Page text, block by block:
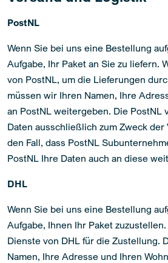
PostNL
Wenn Sie bei uns eine Bestellung
Aufgabe, Ihr Paket an Sie zu liefern.
von PostNL, um die Lieferungen
müssen wir Ihren Namen, Ihre
an PostNL weitergeben. Die PostNL
Daten ausschließlich zum Zweck
den Fall, dass PostNL
PostNL Ihre Daten auch an diese
DHL
Wenn Sie bei uns eine Bestellung
Aufgabe, Ihnen Ihr Paket
Dienste von DHL für die Zustellung.
Namen, Ihre Adresse und Ihren